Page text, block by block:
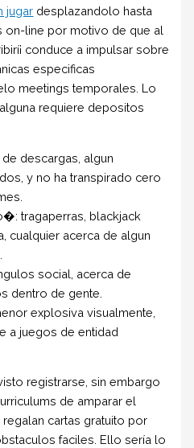
jugar desplazandolo hasta
on-line por motivo de que al
conduce a impulsar sobre
especificas
meetings temporales. Lo
requiere depositos
descargas, algun
y no ha transpirado cero
tragaperras, blackjack
cualquier acerca de algun
social, acerca de
dentro de gente.
explosiva visualmente,
a juegos de entidad
registrarse, sin embargo
de amparar el
cartas gratuito por
faciles. Ello serí­a lo